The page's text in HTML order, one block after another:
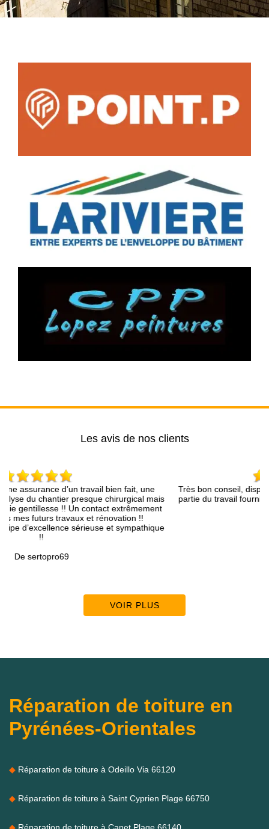
Les avis de nos clients
Très bon conseil, disponibilité, efficacité et la gentillesse font
partie du travail fourni.Nous recommandons cette entreprise
De Pascal
VOIR PLUS
Réparation de toiture en
Pyrénées-Orientales
Réparation de toiture à Odeillo Via 66120
Réparation de toiture à Saint Cyprien Plage 66750
Réparation de toiture à Canet Plage 66140